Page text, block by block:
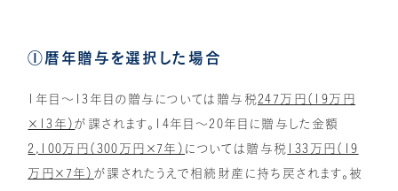
①暦年贈与を選択した場合
1年目～13年目の贈与については贈与税 247万円（19万円
×13年）が課されます。14年目～20年目に贈与した金額
2,100万円（300万円×7年） については贈与税
133万円（19
万円×7年） が課されたうえで相続財産に持ち戻されます。被